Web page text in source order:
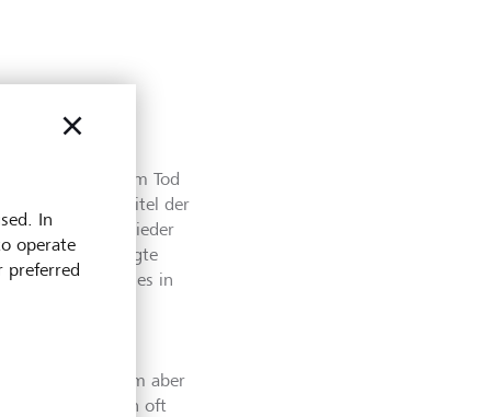
bis zu seinem Tod
so der Titel der
halten. Immer wieder
hinterfragte
gesehen dürfte es in
durch
Vor allem aber
Einschätzungen oft
In
operate
preferred